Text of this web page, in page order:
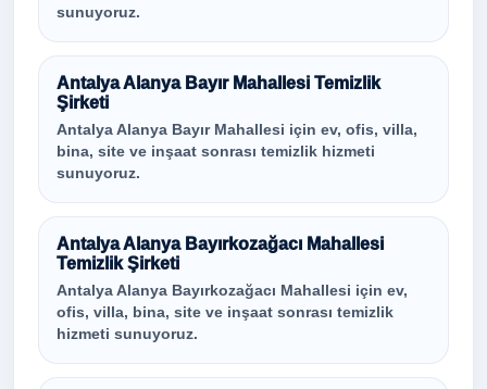
sunuyoruz.
Antalya Alanya Bayır Mahallesi Temizlik
Şirketi
Antalya Alanya Bayır Mahallesi için ev, ofis, villa,
bina, site ve inşaat sonrası temizlik hizmeti
sunuyoruz.
Antalya Alanya Bayırkozağacı Mahallesi
Temizlik Şirketi
Antalya Alanya Bayırkozağacı Mahallesi için ev,
ofis, villa, bina, site ve inşaat sonrası temizlik
hizmeti sunuyoruz.